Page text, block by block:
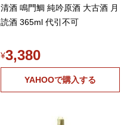
清酒 鳴門鯛 純吟原酒 大古酒 月
読酒 365ml 代引不可
¥3,380
YAHOOで購入する